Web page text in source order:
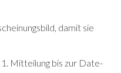
damit sie
Mitteilung bis zur Date-